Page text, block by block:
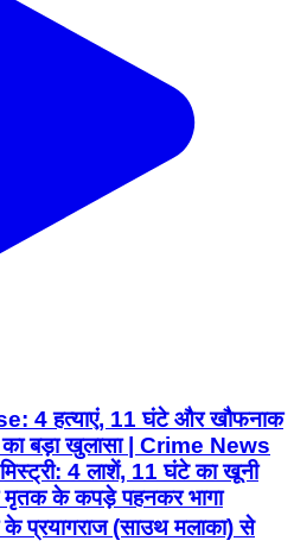
4 हत्याएं, 11 घंटे और खौफनाक
का बड़ा खुलासा | Crime News
4 लाशें, 11 घंटे का खूनी
मृतक के कपड़े पहनकर भागा
प्रयागराज (साउथ मलाका) से